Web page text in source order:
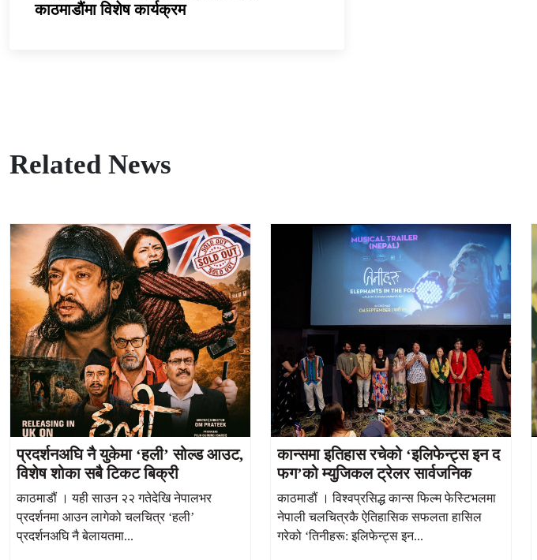
काठमाडौंमा विशेष कार्यक्रम
Related News
प्रदर्शनअघि नै युकेमा ‘हली’ सोल्ड आउट,
विशेष शोका सबै टिकट बिक्री
काठमाडौं । यही साउन २२ गतेदेखि नेपालभर
प्रदर्शनमा आउन लागेको चलचित्र ‘हली’
प्रदर्शनअघि नै बेलायतमा...
कान्समा इतिहास रचेको ‘इलिफेन्ट्स इन द
फग’को म्युजिकल ट्रेलर सार्वजनिक
काठमाडौं । विश्वप्रसिद्ध कान्स फिल्म फेस्टिभलमा
नेपाली चलचित्रकै ऐतिहासिक सफलता हासिल
गरेको ‘तिनीहरू: इलिफेन्ट्स इन...